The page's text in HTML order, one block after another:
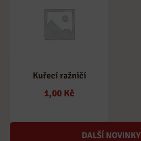
Kuřecí ražničí
1,00 Kč
DALŠÍ NOVINKY